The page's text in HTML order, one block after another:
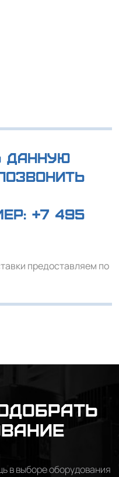
данную
+7 495
предоставляем по
в выборе оборудования